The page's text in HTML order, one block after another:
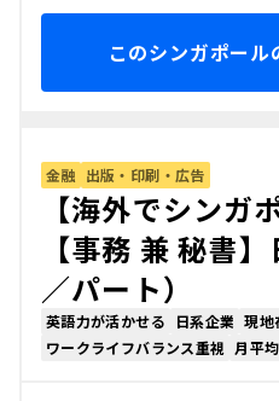
このシンガポー
金融 出版・印刷・広告
【海外でシンガ
【事務 兼 秘書
／パート）
英語力が活かせる 日系企業 現地
ワークライフバランス重視 月平